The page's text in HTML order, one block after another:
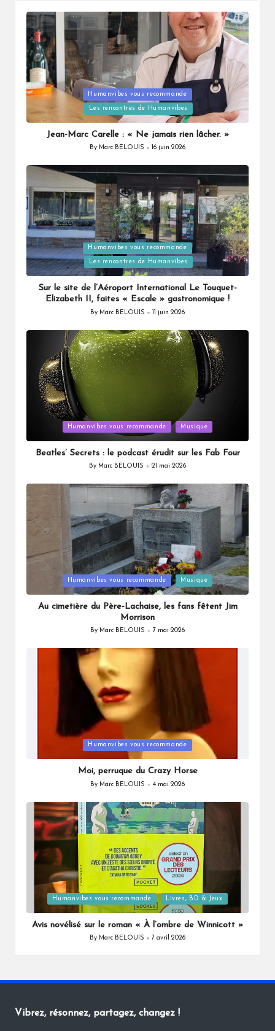
Posted
Humanvibes vous recommande
Les rencontres de Humanvibes
Jean-Marc Carelle : « Ne jamais rien lâcher. »
Posted
By Marc BELOUIS 16 juin 2026
Posted
in
Humanvibes vous recommande
Les rencontres de Humanvibes
Sur le site de l’Aéroport International Le Touquet-
Elizabeth II, faites « Escale » gastronomique !
Posted
By Marc BELOUIS 11 juin 2026
in
Humanvibes vous recommande Musique
Beatles’ Secrets : le podcast érudit sur les Fab Four
Posted
By Marc BELOUIS 21 mai 2026
in
Humanvibes vous recommande Musique
Au cimetière du Père-Lachaise, les fans fêtent Jim
Morrison
Posted
By Marc BELOUIS 7 mai 2026
in
Humanvibes vous recommande
Moi, perruque du Crazy Horse
Posted
By Marc BELOUIS 4 mai 2026
Posted
in
Humanvibes vous recommande Livres, BD & Jeux
Avis novélisé sur le roman « À l’ombre de Winnicott »
Posted
By Marc BELOUIS 7 avril 2026
Vibrez, résonnez, partagez, changez !